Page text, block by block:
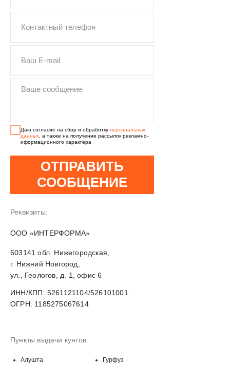
Реквизиты:
OOO «ИНТЕРФОРМА»
603141 обл. Нижегородская,
г. Нижний Новгород,
ул., Геологов, д. 1, офис 6
ИНН/КПП: 5261121104/526101001
ОГРН: 1185275067614
Даю согласие на сбор и обработку персональных
данных , а также на получение рассылок рекламно-
иформационного характера
ОТПРАВИТЬ
СООБЩЕНИЕ
Пункты выдачи кунгов:
Алушта
Гурфуз